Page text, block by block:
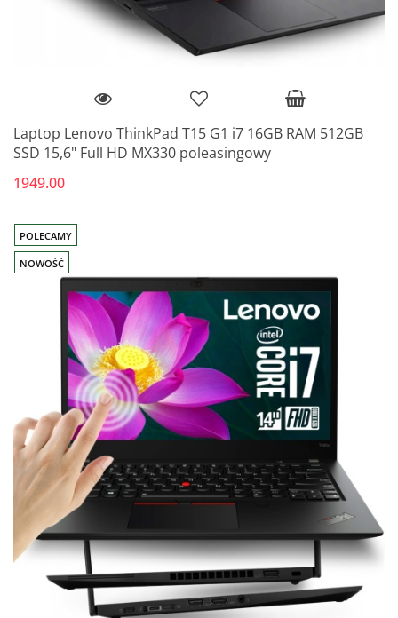
Laptop Lenovo ThinkPad T15 G1 i7 16GB RAM 512GB
SSD 15,6" Full HD MX330 poleasingowy
1949.00
POLECAMY
NOWOŚĆ